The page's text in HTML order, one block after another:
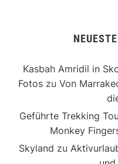
Kasbah Amridil in
Fotoszu Von
Geführte Trekking
Monkey
Skyland zu